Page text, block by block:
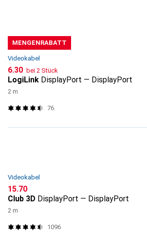
MENGENRABATT
Videokabel
CHF
6.30 bei 2 Stück
LogiLink DisplayPort — DisplayPort
2 m
76
Videokabel
CHF
15.70
Club 3D DisplayPort — DisplayPort
2 m
1096